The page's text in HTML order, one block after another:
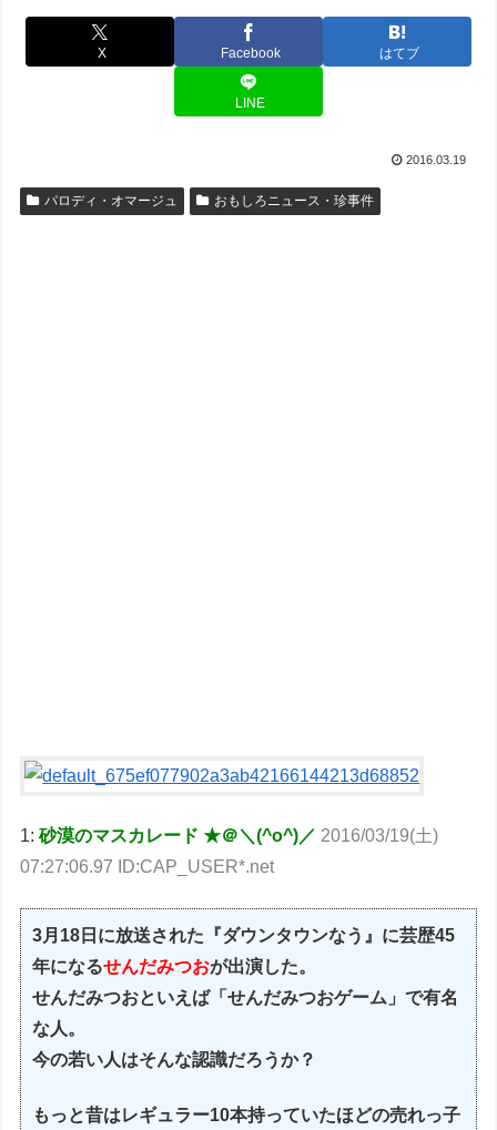
X Facebook はてブ
LINE
2016.03.19
パロディ・オマージュ おもしろニュース・珍事件
1:砂漠のマスカレード ★＠＼(^o^)／ 2016/03/19(土)
07:27:06.97 ID:CAP_USER*.net
3月18日に放送された『ダウンタウンなう』に芸歴45
年になるせんだみつおが出演した。
せんだみつおといえば「せんだみつおゲーム」で有名
な人。
今の若い人はそんな認識だろうか？
もっと昔はレギュラー10本持っていたほどの売れっ子